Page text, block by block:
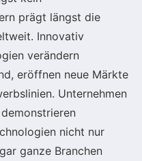
prägt längst die
Innovativ
verändern
eröffnen neue Märkte
Unternehmen
nicht nur
ganze Branchen